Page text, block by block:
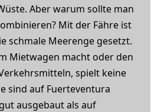
Aber warum sollte man
Mit der Fähre ist
schmale Meerenge gesetzt.
Mietwagen macht oder den
spielt keine
sind auf Fuerteventura
ausgebaut als auf